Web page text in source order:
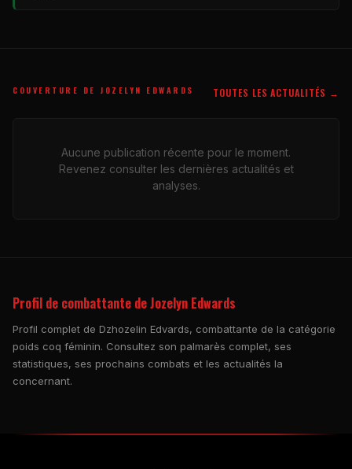
COUVERTURE DE JOZELYN EDWARDS TOUTES LES ACTUALITÉS →
Aucune publication récente pour le moment.
Revenez consulter les dernières actualités et
analyses.
Profil de combattante de Jozelyn Edwards
Profil complet de Dzhozelin Edvards, combattante de la catégorie
poids coq féminin. Consultez son palmarès complet, ses
statistiques, ses prochains combats et les actualités la
concernant.